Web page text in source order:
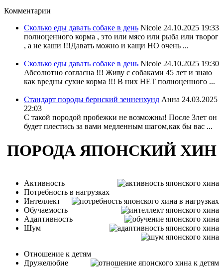
Комментарии
Сколько еды давать собаке в день Nicole 24.10.2025 19:33
полноценного корма , это или мясо или рыба или творог
, а не каши !!!Давать можно и кащи НО очень ...
Сколько еды давать собаке в день Nicole 24.10.2025 19:30
Абсолютно согласна !!! Живу с собаками 45 лет и знаю
как вредны сухие корма !!! В них НЕТ полноценного ...
Стандарт породы бернский зенненхунд Анна 24.03.2025
22:03
С такой породой пробежки не возможны! После 3лет он
будет плестись за вами медленным шагом,как бы вас ...
ПОРОДА ЯПОНСКИЙ ХИН
Активность
Потребность в нагрузках
Интеллект
Обучаемость
Адаптивность
Шум
Отношение к детям
Дружелюбие